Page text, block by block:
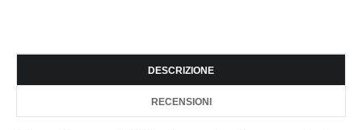
DESCRIZIONE
RECENSIONI